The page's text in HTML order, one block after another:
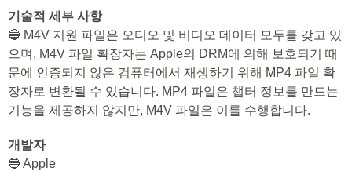
기술적 세부 사항
🔵 M4V 지원 파일은 오디오 및 비디오 데이터 모두를 갖고 있
으며, M4V 파일 확장자는 Apple의 DRM에 의해 보호되기 때
문에 인증되지 않은 컴퓨터에서 재생하기 위해 MP4 파일 확
장자로 변환될 수 있습니다. MP4 파일은 챕터 정보를 만드는
기능을 제공하지 않지만, M4V 파일은 이를 수행합니다.
개발자
🔵 Apple